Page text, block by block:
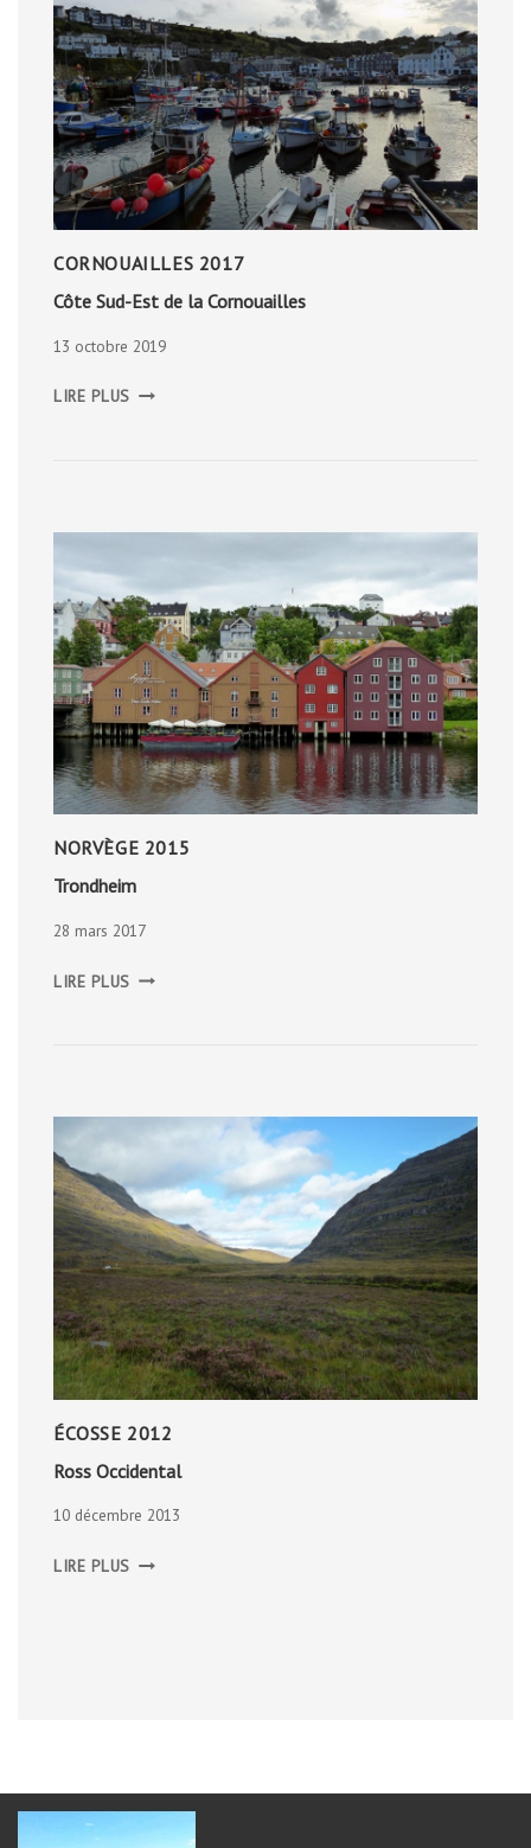
CORNOUAILLES 2017
Côte Sud-Est de la Cornouailles
13 octobre 2019
LIRE PLUS SUD-
NORVÈGE 2015
Trondheim
28 mars 2017
LIRE PLUS
ÉCOSSE 2012
Ross Occidental
10 décembre 2013
LIRE PLUS OCCIDENTAL